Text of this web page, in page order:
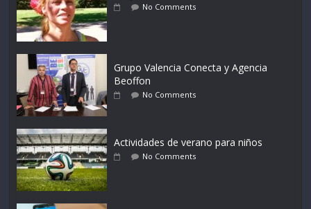
No Comments
Grupo Valencia Conecta y Agencia
Beoffon
No Comments
Actividades de verano para niños
No Comments